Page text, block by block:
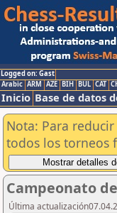
Logged on: Gast
Arabic ARM AZE BIH BUL CAT
Inicio Base de datos
Nota: Para
todos los torneos
Campeonato
Última